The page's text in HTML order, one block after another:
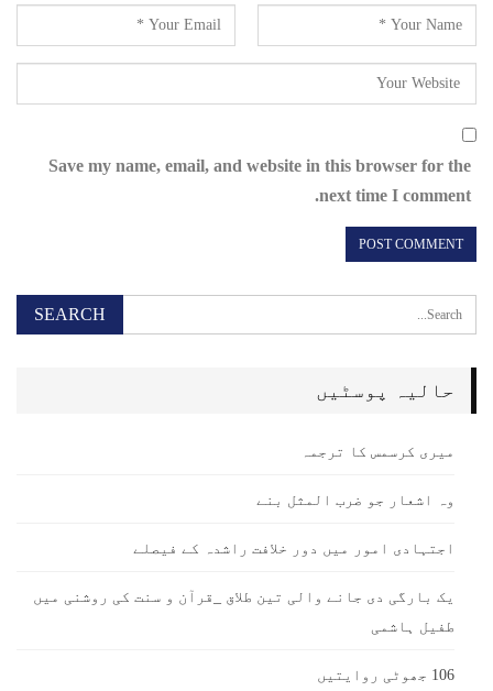
Save my name, email, and website in this browser for the
next time I comment.
حالیہ پوسٹیں
میری کرسمس کا ترجمہ
وہ اشعار جو ضرب المثل بنے
اجتہادی امور میں دور خلافت راشدہ کے فیصلے
یک بارگی دی جانے والی تین طلاق _قرآن و سنت کی روشنی میں
طفیل ہاشمی
106 جھوٹی روایتیں